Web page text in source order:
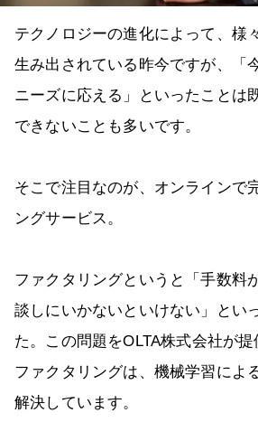
テクノロジーの進化によって、様
生み出されている昨今ですが、「
ニーズに応える」といったことは
できないことも多いです。
そこで注目なのが、オンラインで
ングサービス。
ファクタリングというと「手数料
談しにいかないといけない」とい
た。この問題をOLTA株式会社が
ファクタリングは、機械学習によ
解決しています。